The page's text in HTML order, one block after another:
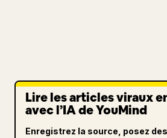
Lire les articles viraux
avec l’IA de YouMind
Enregistrez la source, posez